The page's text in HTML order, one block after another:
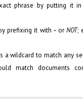
phrase by putting it in
prefixing it with - orNOT;
a wildcard to match any
match documents